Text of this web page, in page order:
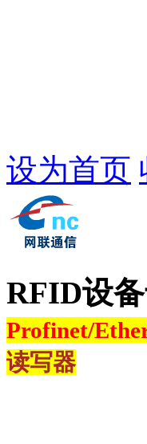
设为首页
RFID设
Profinet/
读写器